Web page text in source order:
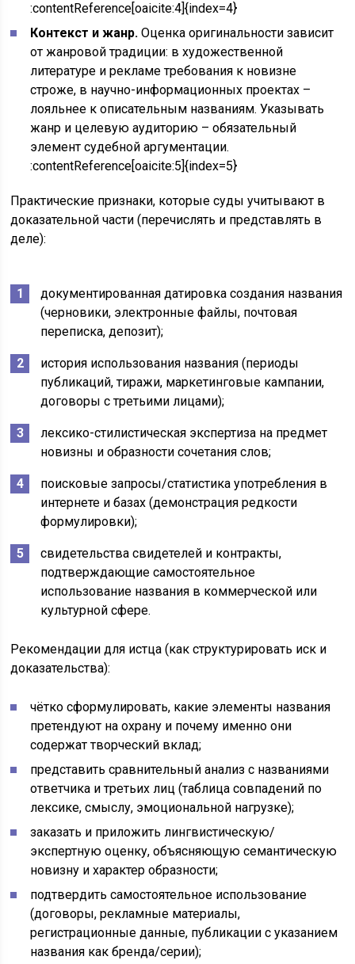
:contentReference[oaicite:4]{index=4}
Контекст и жанр. Оценка оригинальности зависит
от жанровой традиции: в художественной
литературе и рекламе требования к новизне
строже, в научно-информационных проектах –
лояльнее к описательным названиям. Указывать
жанр и целевую аудиторию – обязательный
элемент судебной аргументации.
:contentReference[oaicite:5]{index=5}
Практические признаки, которые суды учитывают в
доказательной части (перечислять и представлять в
деле):
документированная датировка создания названия
(черновики, электронные файлы, почтовая
переписка, депозит);
история использования названия (периоды
публикаций, тиражи, маркетинговые кампании,
договоры с третьими лицами);
лексико-стилистическая экспертиза на предмет
новизны и образности сочетания слов;
поисковые запросы/статистика употребления в
интернете и базах (демонстрация редкости
формулировки);
свидетельства свидетелей и контракты,
подтверждающие самостоятельное
использование названия в коммерческой или
культурной сфере.
Рекомендации для истца (как структурировать иск и
доказательства):
чётко сформулировать, какие элементы названия
претендуют на охрану и почему именно они
содержат творческий вклад;
представить сравнительный анализ с названиями
ответчика и третьих лиц (таблица совпадений по
лексике, смыслу, эмоциональной нагрузке);
заказать и приложить лингвистическую/
экспертную оценку, объясняющую семантическую
новизну и характер образности;
подтвердить самостоятельное использование
(договоры, рекламные материалы,
регистрационные данные, публикации с указанием
названия как бренда/серии);